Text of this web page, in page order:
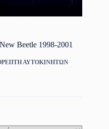
Beetle 1998-2001
ΑΥΤΟΚΙΝΗΤΩΝ